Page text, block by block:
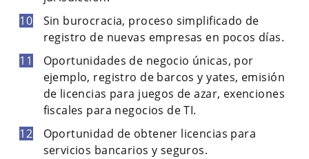
Sin burocracia, proceso simplificado de
registro de nuevas empresas en pocos días.
Oportunidades de negocio únicas, por
ejemplo, registro de barcos y yates, emisión
de licencias para juegos de azar, exenciones
fiscales para negocios de TI.
Oportunidad de obtener licencias para
servicios bancarios y seguros.